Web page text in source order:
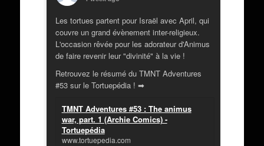
Les tortues partent pour Israël avec April, qui
couvre un grand évènement inter-religieux.
L'occasion rêvée pour les adorateur d'Animus
de faire revenir leur "divinité" à la vie !
Retrouvez le résumé du TMNT Adventures
#53 sur le Tortuepédia ! ➡
TMNT Adventures #53 : The animus
war, part. 1 (Archie Comics) -
Tortuepédia
www.tortuepedia.com